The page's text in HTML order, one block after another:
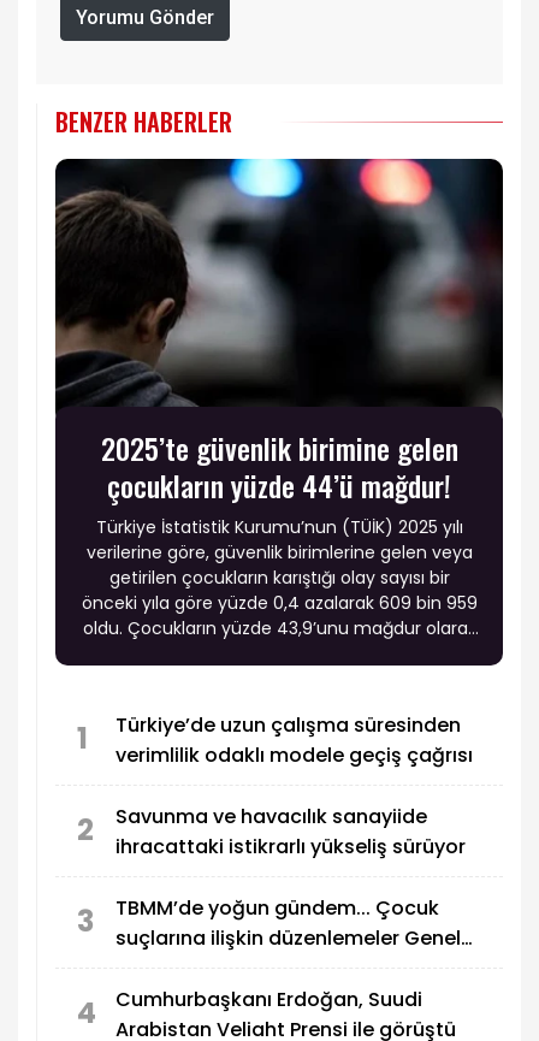
Yorumu Gönder
BENZER HABERLER
2025’te güvenlik birimine gelen
çocukların yüzde 44’ü mağdur!
Türkiye İstatistik Kurumu’nun (TÜİK) 2025 yılı
verilerine göre, güvenlik birimlerine gelen veya
getirilen çocukların karıştığı olay sayısı bir
önceki yıla göre yüzde 0,4 azalarak 609 bin 959
oldu. Çocukların yüzde 43,9’unu mağdur olarak
1
Türkiye’de uzun çalışma süresinden
verimlilik odaklı modele geçiş çağrısı
2
Savunma ve havacılık sanayiide
ihracattaki istikrarlı yükseliş sürüyor
3
TBMM’de yoğun gündem... Çocuk
suçlarına ilişkin düzenlemeler Genel
4
Cumhurbaşkanı Erdoğan, Suudi
Arabistan Veliaht Prensi ile görüştü